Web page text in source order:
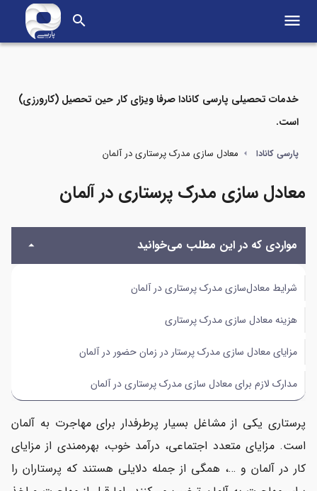
search menu
مواردی که در این مطلب می‌خوانید
شرایط معادل‌سازی مدرک پرستاری در آلمان
مزایای معادل سازی مدرک پرستار در زمان حضور در آلمان
مدارک لازم برای معادل سازی مدرک پرستاری در آلمان
خدمات تحصیلی پارسی کانادا صرفا ویزای کار حین تحصیل (کارورزی)
است.
پارسی کانادا معادل سازی مدرک پرستاری در آلمان
معادل سازی مدرک پرستاری در آلمان
مواردی که در این مطلب می‌خوانید
شرایط معادل‌سازی مدرک پرستاری در آلمان
هزینه معادل سازی مدرک پرستاری
مزایای معادل سازی مدرک پرستار در زمان حضور در آلمان
مدارک لازم برای معادل سازی مدرک پرستاری در آلمان
پرستاری یکی از مشاغل بسیار پرطرفدار برای مهاجرت به آلمان
است. مزایای متعدد اجتماعی، درآمد خوب، بهره‌مندی از مزایای
کار در آلمان و …، همگی از جمله دلایلی هستند که پرستاران را